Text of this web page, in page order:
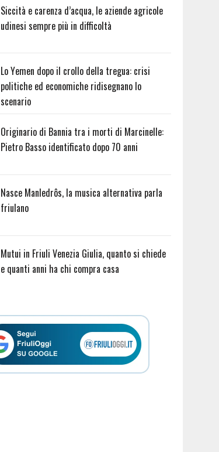
Siccità e carenza d’acqua, le aziende agricole
udinesi sempre più in difficoltà
Lo Yemen dopo il crollo della tregua: crisi
politiche ed economiche ridisegnano lo
scenario
Originario di Bannia tra i morti di Marcinelle:
Pietro Basso identificato dopo 70 anni
Nasce Manledrôs, la musica alternativa parla
friulano
Mutui in Friuli Venezia Giulia, quanto si chiede
e quanti anni ha chi compra casa